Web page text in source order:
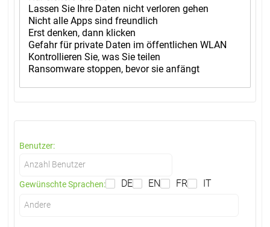
Benutzer:
Gewünschte Sprachen: DE EN FR IT